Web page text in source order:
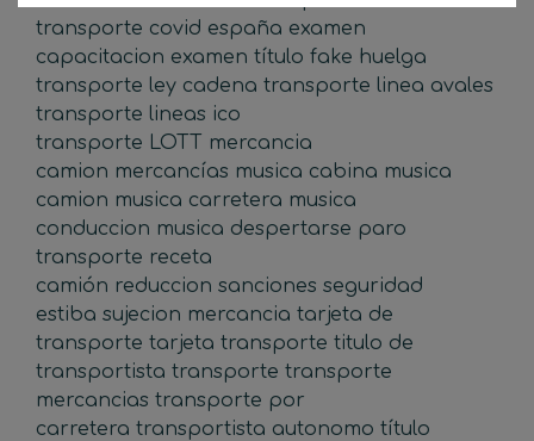
transporte covid españa examen
capacitacion examen título fake huelga
transporte ley cadena transporte linea avales
transporte lineas ico
transporte LOTT
mercancia
camion mercancías musica cabina musica
camion musica carretera musica
conduccion musica despertarse paro
transporte receta
camión reduccion sanciones seguridad
estiba sujecion mercancia tarjeta de
transporte tarjeta transporte titulo de
transportista transporte transporte
mercancias transporte por
carretera transportista autonomo título